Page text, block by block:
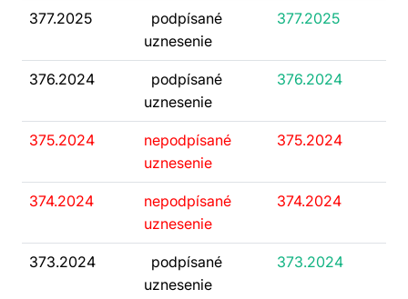
377.2025
podpísané
uznesenie
377.2025
376.2024
podpísané
uznesenie
376.2024
375.2024
nepodpísané
uznesenie
375.2024
374.2024
nepodpísané
uznesenie
374.2024
373.2024
podpísané
uznesenie
373.2024